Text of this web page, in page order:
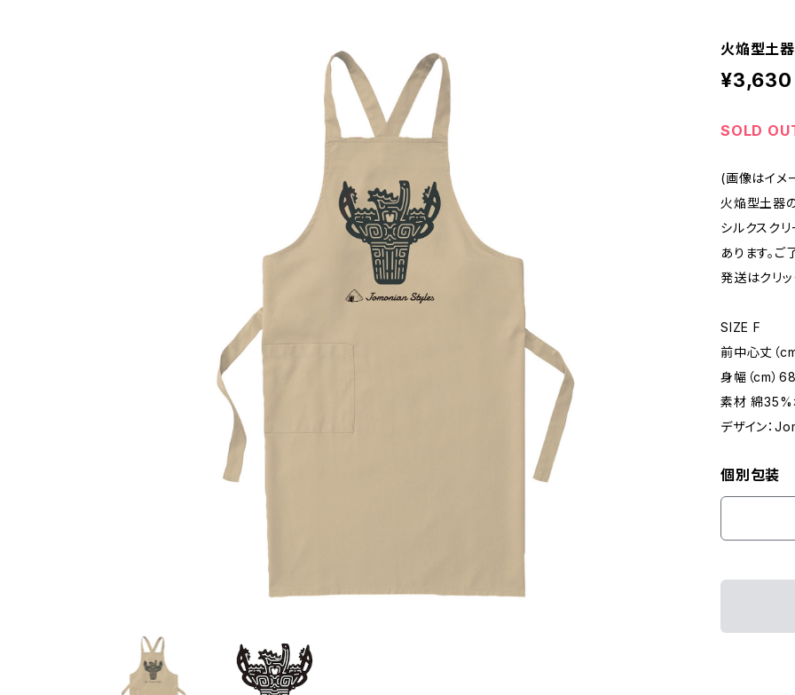
火焔型土
¥3,630
SOLD
(画像はイメ
火焔型土器
シルクスク
あります。ご
発送はクリッ
SIZE F
前中心丈（
身幅（cm）68
素材 綿35%
デザイン：
個別包装